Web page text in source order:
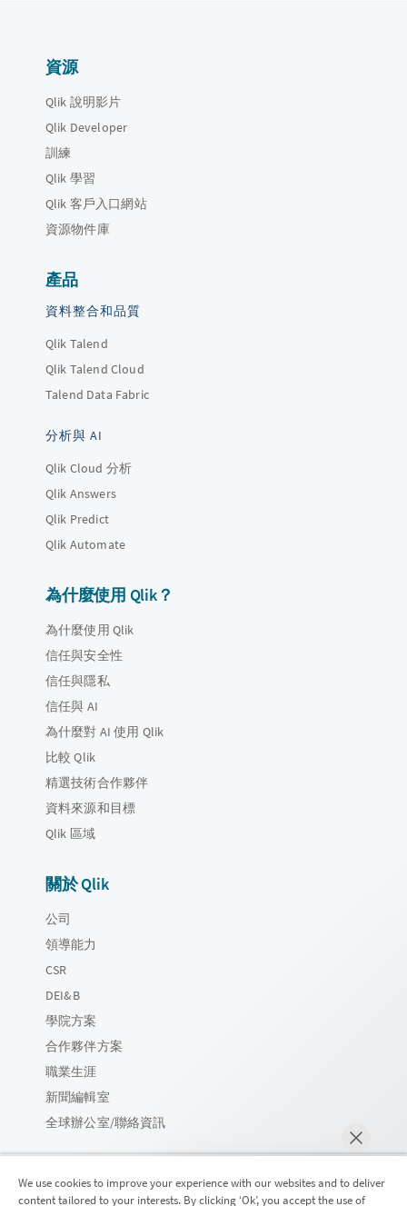
資源
Qlik 說明影片
Qlik Developer
訓練
Qlik 學習
Qlik 客戶入口網站
資源物件庫
產品
資料整合和品質
Qlik Talend
Qlik Talend Cloud
Talend Data Fabric
分析與 AI
Qlik Cloud 分析
Qlik Answers
Qlik Predict
Qlik Automate
為什麼使用 Qlik？
為什麼使用 Qlik
信任與安全性
信任與隱私
信任與 AI
為什麼對 AI 使用 Qlik
比較 Qlik
精選技術合作夥伴
資料來源和目標
Qlik 區域
關於 Qlik
公司
領導能力
CSR
DEI&B
學院方案
合作夥伴方案
職業生涯
新聞編輯室
全球辦公室/聯絡資訊
We use cookies to improve your experience with our websites and to deliver
content tailored to your interests. By clicking ‘Ok’, you accept the use of